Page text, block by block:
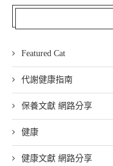
Featured Cat
代謝健康指南
保養文獻 網路分享
健康
健康文獻 網路分享